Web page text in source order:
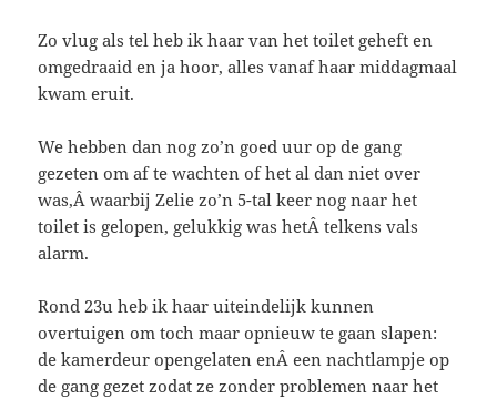
Zo vlug als tel heb ik haar van het toilet geheft en
omgedraaid en ja hoor, alles vanaf haar middagmaal
kwam eruit.
We hebben dan nog zo’n goed uur op de gang
gezeten om af te wachten of het al dan niet over
was,Â waarbij Zelie zo’n 5-tal keer nog naar het
toilet is gelopen, gelukkig was hetÂ telkens vals
alarm.
Rond 23u heb ik haar uiteindelijk kunnen
overtuigen om toch maar opnieuw te gaan slapen:
de kamerdeur opengelaten enÂ een nachtlampje op
de gang gezet zodat ze zonder problemen naar het